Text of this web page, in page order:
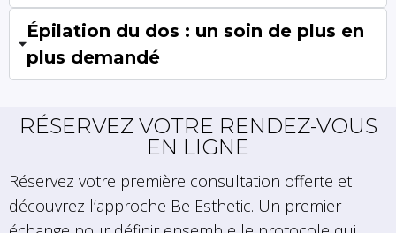
Épilation du dos : un soin de plus en
plus demandé
RÉSERVEZ VOTRE RENDEZ-VOUS
EN LIGNE
Réservez votre première consultation offerte et
découvrez l’approche Be Esthetic. Un premier